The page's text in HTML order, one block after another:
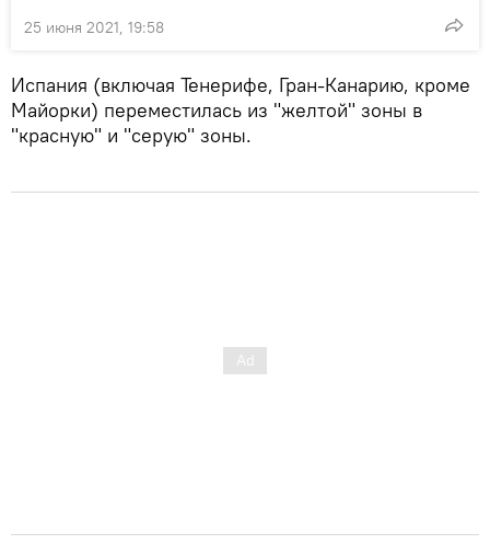
25 июня 2021, 19:58
Испания (включая Тенерифе, Гран-Канарию, кроме
Майорки) переместилась из "желтой" зоны в
"красную" и "серую" зоны.